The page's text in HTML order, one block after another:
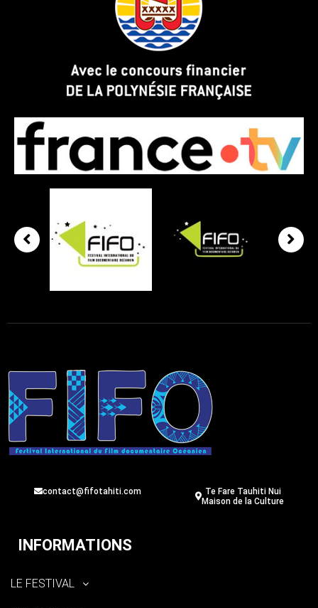
contact@fifotahiti.com
Te Fare Tauhiti Nui
Maison de la Culture
INFORMATIONS
LE FESTIVAL